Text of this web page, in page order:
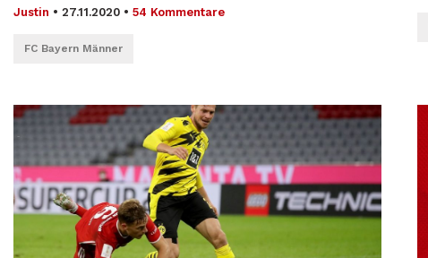
Justin • 27.11.2020 • 54 Kommentare
FC Bayern Männer